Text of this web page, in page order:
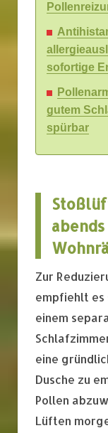
sofortige
gutem
spürbar
Zur
empfiehlt es
einem
eine
Dusche zu
Pollen
Lüften